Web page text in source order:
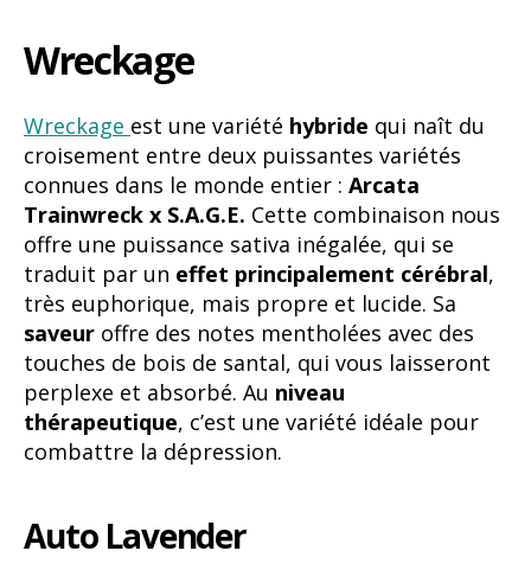
Wreckage
Wreckage est une variété hybride qui naît du
croisement entre deux puissantes variétés
connues dans le monde entier : Arcata
Trainwreck x S.A.G.E. Cette combinaison nous
offre une puissance sativa inégalée, qui se
traduit par un effet principalement cérébral,
très euphorique, mais propre et lucide. Sa
saveur offre des notes mentholées avec des
touches de bois de santal, qui vous laisseront
perplexe et absorbé. Au niveau
thérapeutique, c’est une variété idéale pour
combattre la dépression.
Auto Lavender